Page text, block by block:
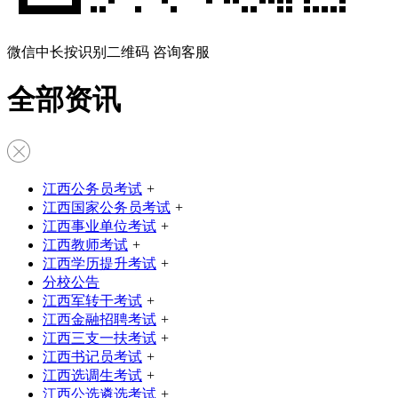
微信中长按识别二维码 咨询客服
全部资讯
江西公务员考试 +
江西国家公务员考试 +
江西事业单位考试 +
江西教师考试 +
江西学历提升考试 +
分校公告
江西军转干考试 +
江西金融招聘考试 +
江西三支一扶考试 +
江西书记员考试 +
江西选调生考试 +
江西公选遴选考试 +